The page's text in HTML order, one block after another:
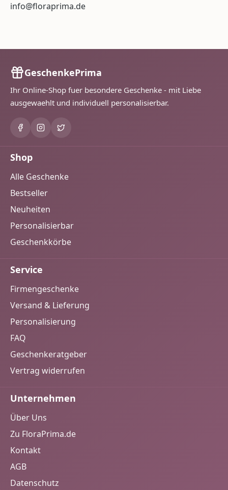
info@floraprima.de
GeschenkePrima
Ihr Online-Shop fuer besondere Geschenke - mit Liebe
ausgewaehlt und individuell personalisierbar.
Shop
Alle Geschenke
Bestseller
Neuheiten
Personalisierbar
Geschenkkörbe
Service
Firmengeschenke
Versand & Lieferung
Personalisierung
FAQ
Geschenkeratgeber
Vertrag widerrufen
Unternehmen
Über Uns
Zu FloraPrima.de
Kontakt
AGB
Datenschutz